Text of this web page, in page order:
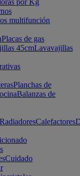
por Kg
multifunción
Placas de gas
45cmLavavajillas
Planchas de
Balanzas de
RadiadoresCalefactores
Cuidado